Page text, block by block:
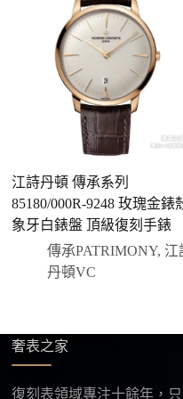
二、確認款式與價格
客服會與您確認品牌、
有現貨會直接幫您預留
說明大約出貨時間。
三、安排付款方式
您可以選擇先付少
前或收到實拍照片
付款，我們會在原
優惠的方案。部分
方式，具體以當下
四、填寫收件資料與出貨
確認款式與付款後，把
五、海外寄送說明
本店支援寄送至香港、
江詩丹頓 傳承系列
85180/000R-9248 玫瑰金錶
象牙白錶盤 頂級復刻手錶
傳承PATRIMONY, 江
丹頓VC
奢表之家
復刻表領域專注十餘年，只